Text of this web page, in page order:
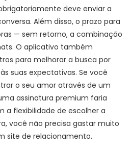
deve enviar a
Além disso, o prazo para
— sem retorno, a combinação
O aplicativo também
para melhorar a busca por
suas expectativas. Se você
o seu amor através de um
assinatura premium faria
a flexibilidade de escolher a
você não precisa gastar muito
site de relacionamento.